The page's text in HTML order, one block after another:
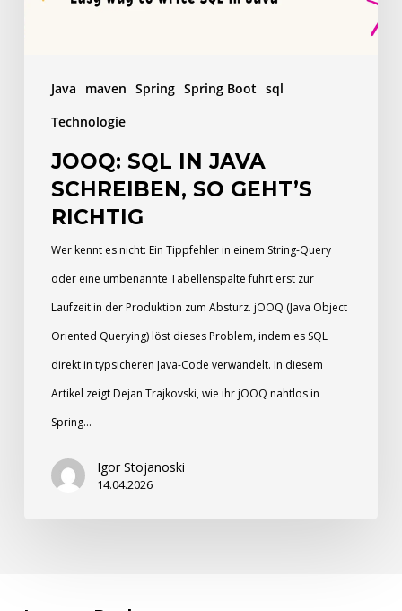
Java maven Spring Spring Boot sql
Technologie
JOOQ: SQL IN JAVA
SCHREIBEN, SO GEHT’S
RICHTIG
Wer kennt es nicht: Ein Tippfehler in einem String-Query
oder eine umbenannte Tabellenspalte führt erst zur
Laufzeit in der Produktion zum Absturz. jOOQ (Java Object
Oriented Querying) löst dieses Problem, indem es SQL
direkt in typsicheren Java-Code verwandelt. In diesem
Artikel zeigt Dejan Trajkovski, wie ihr jOOQ nahtlos in
Spring…
Igor Stojanoski
14.04.2026